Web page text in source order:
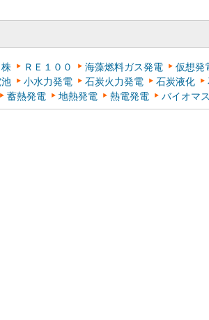
ＲＥ１００ 海藻燃料ガス発電
仮想発
小水力発電 石炭火力発電 石炭液化
蓄熱発電 地熱発電 熱電発電 バイオマ